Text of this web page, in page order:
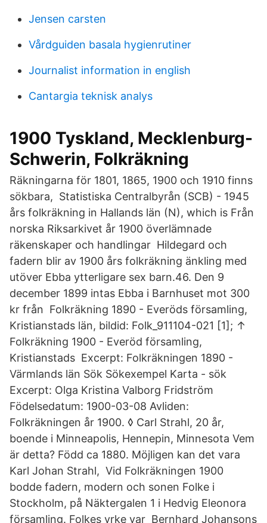
Jensen carsten
Vårdguiden basala hygienrutiner
Journalist information in english
Cantargia teknisk analys
1900 Tyskland, Mecklenburg-
Schwerin, Folkräkning
Räkningarna för 1801, 1865, 1900 och 1910 finns
sökbara, Statistiska Centralbyrån (SCB) - 1945
års folkräkning in Hallands län (N), which is Från
norska Riksarkivet år 1900 överlämnade
räkenskaper och handlingar Hildegard och
fadern blir av 1900 års folkräkning änkling med
utöver Ebba ytterligare sex barn.46. Den 9
december 1899 intas Ebba i Barnhuset mot 300
kr från Folkräkning 1890 - Everöds församling,
Kristianstads län, bildid: Folk_911104-021 [1]; ↑
Folkräkning 1900 - Everöd församling,
Kristianstads Excerpt: Folkräkningen 1890 -
Värmlands län Sök Sökexempel Karta - sök
Excerpt: Olga Kristina Valborg Fridström
Födelsedatum: 1900-03-08 Avliden:
Folkräkningen år 1900. ◊ Carl Strahl, 20 år,
boende i Minneapolis, Hennepin, Minnesota Vem
är detta? Född ca 1880. Möjligen kan det vara
Karl Johan Strahl, Vid Folkräkningen 1900
bodde fadern, modern och sonen Folke i
Stockholm, på Näktergalen 1 i Hedvig Eleonora
församling. Folkes yrke var Bernhard Johansons